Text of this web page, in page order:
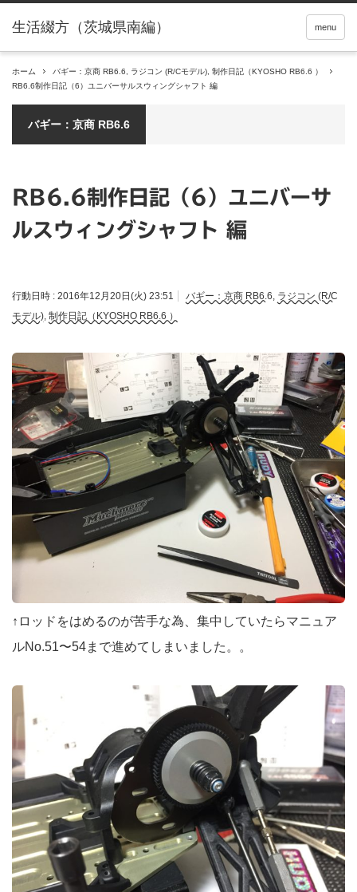
menu
ホーム バギー：京商 RB6.6 ラジコン (R/Cモデル) 制作日記（KYOSHO RB6.6 ）
RB6.6制作日記（6）ユニバーサルスウィングシャフト 編
バギー：京商 RB6.6
RB6.6制作日記（6）ユニバーサ
ルスウィングシャフト 編
行動日時 : 2016年12月20日(火) 23:51 バギー：京商 RB6.6, ラジコン (R/C
モデル), 制作日記（KYOSHO RB6.6 ）
↑ロッドをはめるのが苦手な為、集中していたらマニュア
ルNo.51〜54まで進めてしまいました。。